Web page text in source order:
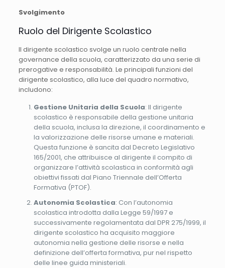
Svolgimento
Ruolo del Dirigente Scolastico
Il dirigente scolastico svolge un ruolo centrale nella
governance della scuola, caratterizzato da una serie di
prerogative e responsabilità. Le principali funzioni del
dirigente scolastico, alla luce del quadro normativo,
includono:
Gestione Unitaria della Scuola: Il dirigente
scolastico è responsabile della gestione unitaria
della scuola, inclusa la direzione, il coordinamento e
la valorizzazione delle risorse umane e materiali.
Questa funzione è sancita dal Decreto Legislativo
165/2001, che attribuisce al dirigente il compito di
organizzare l’attività scolastica in conformità agli
obiettivi fissati dal Piano Triennale dell’Offerta
Formativa (PTOF).
Autonomia Scolastica: Con l’autonomia
scolastica introdotta dalla Legge 59/1997 e
successivamente regolamentata dal DPR 275/1999, il
dirigente scolastico ha acquisito maggiore
autonomia nella gestione delle risorse e nella
definizione dell’offerta formativa, pur nel rispetto
delle linee guida ministeriali.